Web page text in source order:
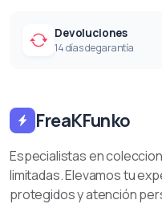
Devoluciones
14 días de garantía
FreaKFunko
Especialistas en
limitadas. Elevamos tu
protegidos y atención